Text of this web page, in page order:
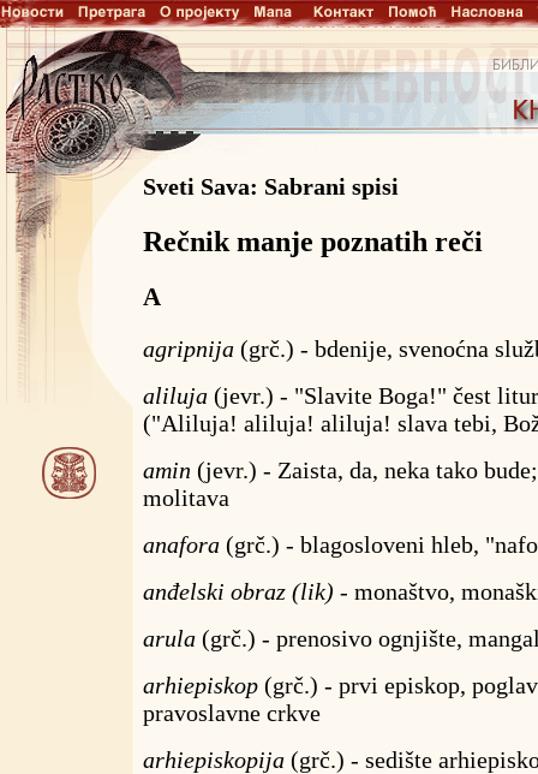
Sveti Sava: Sabrani spisi
Rečnik manje poznatih reči
A
agripnija (grč.) - bdenije, svenoćna
aliluja (jevr.) - "Slavite Boga!" čest
("Aliluja! aliluja! aliluja! slava tebi,
amin (jevr.) - Zaista, da, neka tako
molitava
anafora (grč.) - blagosloveni hleb,
anđelski obraz (lik) - monaštvo,
arula (grč.) - prenosivo ognjište,
arhiepiskop (grč.) - prvi episkop,
pravoslavne crkve
arhiepiskopija (grč.) - sedište